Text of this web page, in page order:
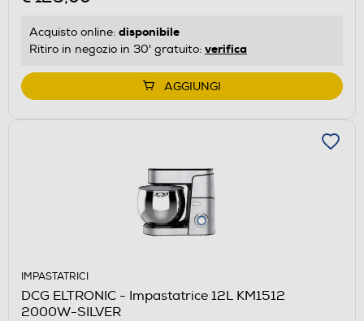
Acquisto online: disponibile
Ritiro in negozio in 30' gratuito: verifica
AGGIUNGI
IMPASTATRICI
DCG ELTRONIC - Impastatrice 12L KM1512
2000W-SILVER